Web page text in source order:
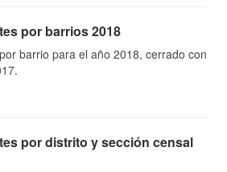
por barrios 2018
barrio para el año 2018, cerrado con
por distrito y sección censal